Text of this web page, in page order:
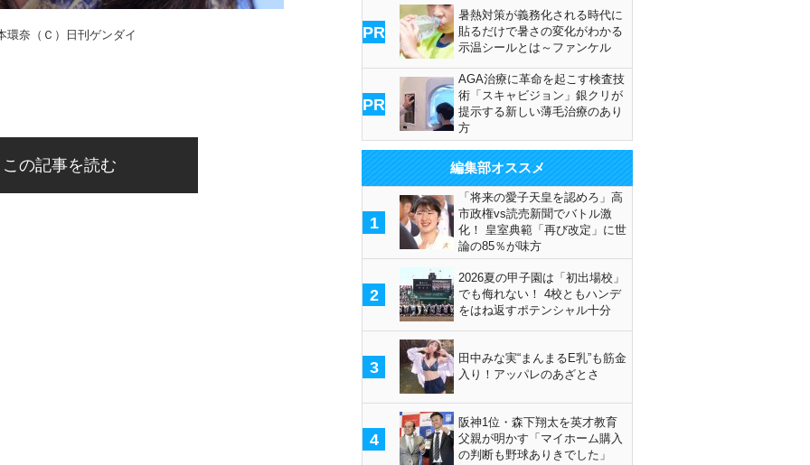
環奈（Ｃ）日刊ゲンダイ
この記事を読む
PR
暑熱対策が義務化される時代に
貼るだけで暑さの変化がわかる
示温シールとは～ファンケル
PR
AGA治療に革命を起こす検査技
術「スキャビジョン」銀クリが
提示する新しい薄毛治療のあり
方
編集部オススメ
1
「将来の愛子天皇を認めろ」高
市政権vs読売新聞でバトル激
化！ 皇室典範「再び改定」に世
論の85％が味方
2
2026夏の甲子園は「初出場校」
でも侮れない！ 4校ともハンデ
をはね返すポテンシャル十分
3
田中みな実“まんまるE乳”も筋金
入り！アッパレのあざとさ
4
阪神1位・森下翔太を英才教育
父親が明かす「マイホーム購入
の判断も野球ありきでした」